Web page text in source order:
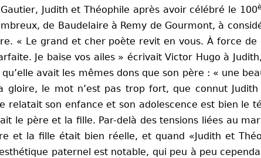
Judith et Théophile après avoir célébré le 100
de Baudelaire à Remy de Gourmont, à
« Le grand et cher poète revit en vous. À force de
Je baise vos ailes » écrivait Victor Hugo à
avait les mêmes dons que son père : « une
gloire, le mot n’est pas trop fort, que connut
relatait son enfance et son adolescence est bien le
le père et la fille. Par-delà des tensions liées au
et la fille était bien réelle, et quand «Judith et
paternel est notable, qui peu à peu